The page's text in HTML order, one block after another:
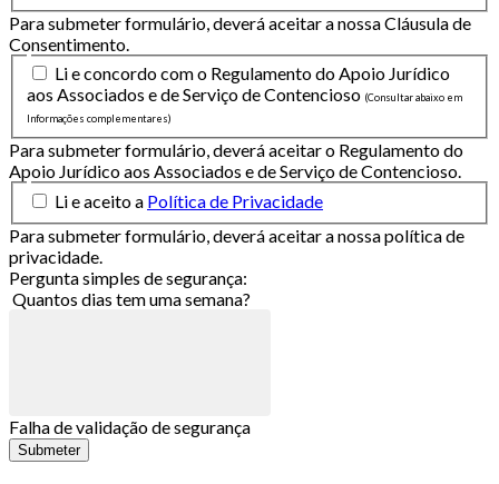
Para submeter formulário, deverá aceitar a nossa Cláusula de
Consentimento.
Li e concordo com o Regulamento do Apoio Jurídico
aos Associados e de Serviço de Contencioso (Consultar abaixo em
Informações complementares)
Para submeter formulário, deverá aceitar o Regulamento do
Apoio Jurídico aos Associados e de Serviço de Contencioso.
Li e aceito a Política de Privacidade
Para submeter formulário, deverá aceitar a nossa política de
privacidade.
Pergunta simples de segurança:
Quantos dias tem uma semana?
Falha de validação de segurança
Submeter